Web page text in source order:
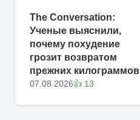
The Conversation:
Ученые выяснили,
почему похудение
грозит возвратом
прежних килограммов
07.08.2026👍 13